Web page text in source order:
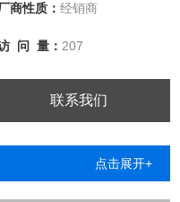
商性质： 经销商
问 量： 207
联系我们
点击展开+